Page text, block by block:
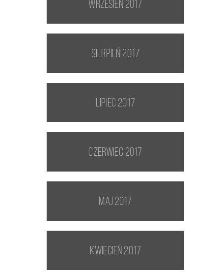
wrzesień 2017
sierpień 2017
lipiec 2017
czerwiec 2017
maj 2017
kwiecień 2017